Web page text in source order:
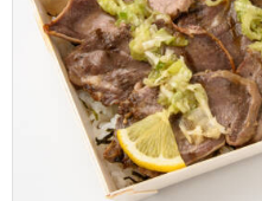
東京都世田谷区野沢2026/06/15